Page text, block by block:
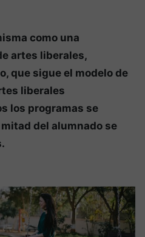
como una
artes liberales,
que sigue el modelo de
liberales
los programas se
del alumnado se